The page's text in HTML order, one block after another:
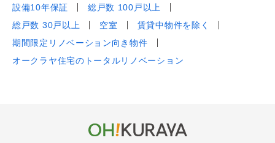
設備10年保証
総戸数 100戸以上
総戸数 30戸以上
空室
賃貸中物件を除く
期間限定リノベーション向き物件
オークラヤ住宅のトータルリノベーション